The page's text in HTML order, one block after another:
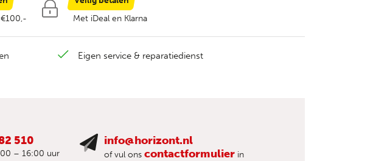
Met iDeal en Klarna
Eigen service & reparatiedienst
510
– 16:00 uur
info@horizont.nl
of vul ons contactformulier in